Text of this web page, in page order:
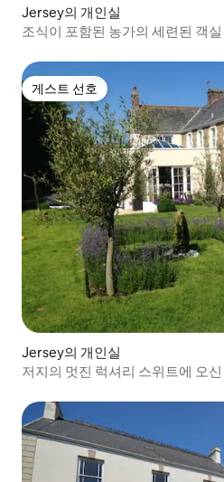
Jersey의 개인실
조식이 포함된 농가의 세련된 객실
게스트 선호
게스트 선호
Jersey의 개인실
저지의 멋진 럭셔리 스위트에 오